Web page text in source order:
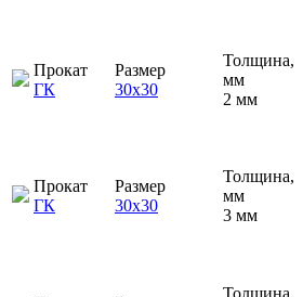
Прокат
ГК
Размер
30х30
Толщина,
мм
2 мм
Прокат
ГК
Размер
30х30
Толщина,
мм
3 мм
Толщина,